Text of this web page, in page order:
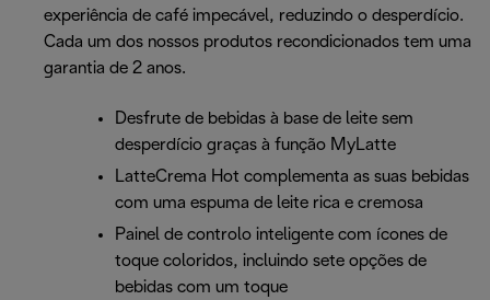
experiência de café impecável, reduzindo o desperdício.
Cada um dos nossos produtos recondicionados tem uma
garantia de 2 anos.
Desfrute de bebidas à base de leite sem
desperdício graças à função MyLatte
LatteCrema Hot complementa as suas bebidas
com uma espuma de leite rica e cremosa
Painel de controlo inteligente com ícones de
toque coloridos, incluindo sete opções de
bebidas com um toque